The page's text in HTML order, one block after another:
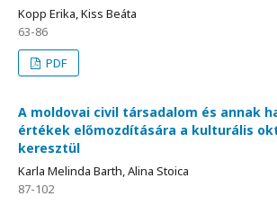
Kopp Erika, Kiss Beáta
63-86
PDF
A moldovai civil társadalom és annak
értékek előmozdítására a kulturális
keresztül
Karla Melinda Barth, Alina Stoica
87-102